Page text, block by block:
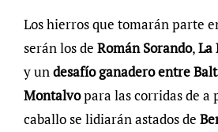
Los hierros que tomarán parte
serán los de Román Sorando,La
y undesafío ganadero entre
Montalvopara las corridas de a
caballo se lidiarán astados de